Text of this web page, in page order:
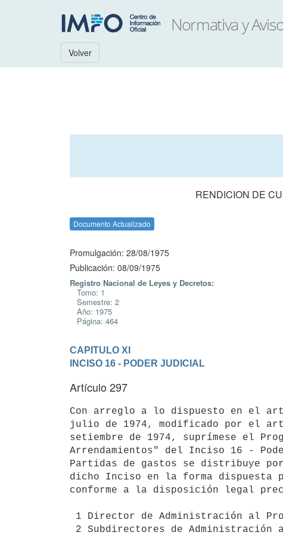
Volver
RENDICION DE
Documento Actualizado
Promulgación: 28/08/1975
Publicación: 08/09/1975
Registro Nacional de Leyes y Decretos:
Tomo: 1
Semestre: 2
Año: 1975
Página: 464
CAPITULO XI
INCISO 16 - PODER JUDICIAL
Artículo 297
Con arreglo a lo dispuesto en el
julio de 1974, modificado por el
setiembre de 1974, suprímese el
Arrendamientos" del Inciso 16 -
Partidas de gastos se distribuye
dicho Inciso en la forma dispuesta
conforme a la disposición legal